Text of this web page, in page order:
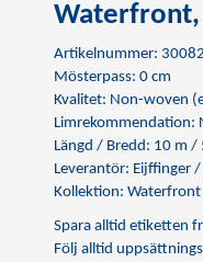
Waterfront,
Artikelnummer:
Mösterpass: 0 cm
Kvalitet: Non-woven
Limrekommendation:
Längd / Bredd: 10 m /
Leverantör: Eijffinger
Kollektion: Waterfront
Spara alltid etiketten
Följ alltid